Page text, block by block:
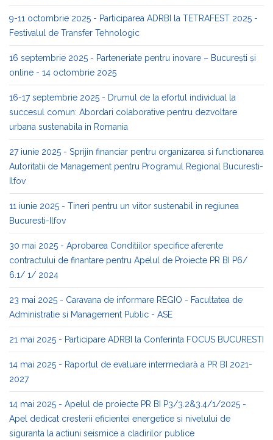
9-11 octombrie 2025 - Participarea ADRBI la TETRAFEST 2025 -
Festivalul de Transfer Tehnologic
16 septembrie 2025 - Parteneriate pentru inovare – București și
online - 14 octombrie 2025
16-17 septembrie 2025 - Drumul de la efortul individual la
succesul comun: Abordari colaborative pentru dezvoltare
urbana sustenabila in Romania
27 iunie 2025 - Sprijin financiar pentru organizarea si functionarea
Autoritatii de Management pentru Programul Regional Bucuresti-
Ilfov
11 iunie 2025 - Tineri pentru un viitor sustenabil in regiunea
Bucuresti-Ilfov
30 mai 2025 - Aprobarea Conditiilor specifice aferente
contractului de finantare pentru Apelul de Proiecte PR BI P6/
6.1/ 1/ 2024
23 mai 2025 - Caravana de informare REGIO - Facultatea de
Administratie si Management Public - ASE
21 mai 2025 - Participare ADRBI la Conferinta FOCUS BUCURESTI
14 mai 2025 - Raportul de evaluare intermediară a PR BI 2021-
2027
14 mai 2025 - Apelul de proiecte PR BI P3/3.2&3.4/1/2025 -
Apel dedicat cresterii eficientei energetice si nivelului de
siguranta la actiuni seismice a cladirilor publice